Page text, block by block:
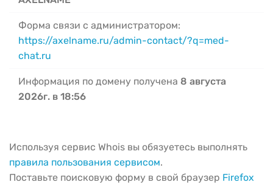
Форма связи с администратором:
https://axelname.ru/admin-contact/?q=med-
chat.ru
Информация по домену получена 8 августа
2026г. в 18:56
Используя сервис Whois вы обязуетесь выполнять
правила пользования сервисом.
Поставьте поисковую форму в свой браузер Firefox